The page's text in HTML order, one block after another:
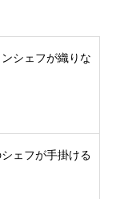
シェフが織りな
ェフが手掛ける